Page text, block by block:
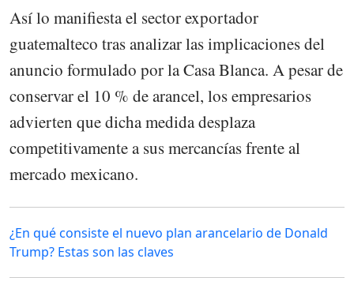
Así lo manifiesta el sector exportador
guatemalteco tras analizar las implicaciones del
anuncio formulado por la Casa Blanca. A pesar de
conservar el 10 % de arancel, los empresarios
advierten que dicha medida desplaza
competitivamente a sus mercancías frente al
mercado mexicano.
¿En qué consiste el nuevo plan arancelario de Donald
Trump? Estas son las claves